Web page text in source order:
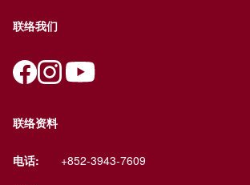
联络我们
联络资料
电话: +852-3943-7609